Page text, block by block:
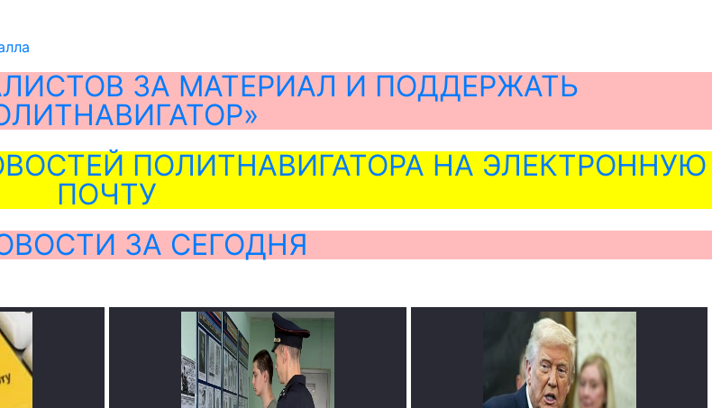
ЗА МАТЕРИАЛ И ПОДДЕРЖАТЬ
ПОЛИТНАВИГАТОРА НА ЭЛЕКТРОННУЮ
ПОЧТУ
ЗА СЕГОДНЯ